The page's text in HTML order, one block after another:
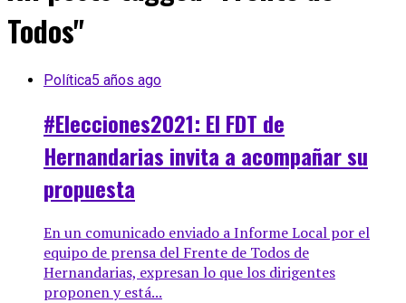
Todos"
Política5 años ago
#Elecciones2021: El FDT de
Hernandarias invita a acompañar su
propuesta
En un comunicado enviado a Informe Local por el
equipo de prensa del Frente de Todos de
Hernandarias, expresan lo que los dirigentes
proponen y está...